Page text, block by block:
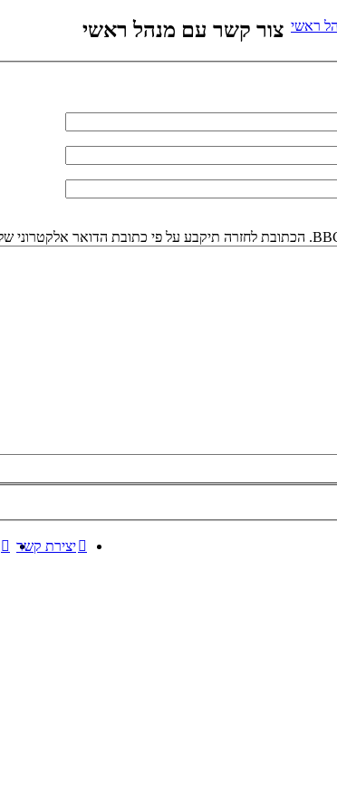
ראשי צור קשר עם מנהל ראשי
יצירת קשר